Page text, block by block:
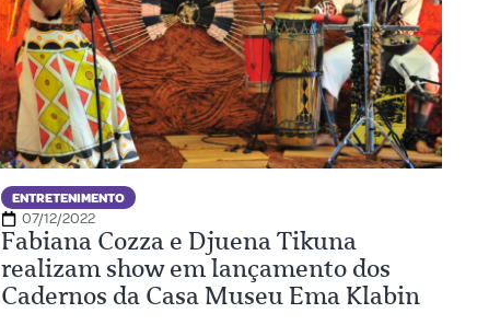
ENTRETENIMENTO
07/12/2022
Fabiana Cozza e Djuena Tikuna
realizam show em lançamento dos
Cadernos da Casa Museu Ema Klabin